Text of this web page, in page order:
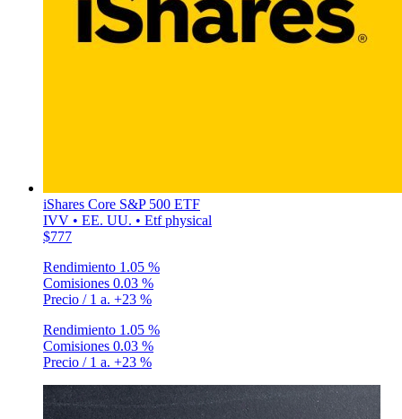
iShares Core S&P 500 ETF
IVV • EE. UU. • Etf physical
$777
Rendimiento 1.05 %
Comisiones 0.03 %
Precio / 1 a. +23 %
Rendimiento 1.05 %
Comisiones 0.03 %
Precio / 1 a. +23 %